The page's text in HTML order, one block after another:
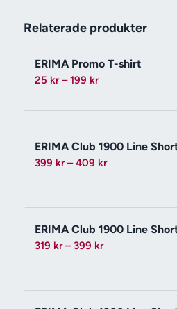
Relaterade produkter
ERIMA Promo T-shirt
25 kr – 199 krPrisintervall:
till
199 kr
ERIMA Club 1900 Line
399 kr – 409 krPrisintervall:
till
409 kr
ERIMA Club 1900 Line
319 kr – 399 krPrisintervall:
till
399 kr